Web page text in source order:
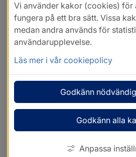
Vi använder kakor (cookies) för
fungera på ett bra sätt. Vissa
medan andra används för
användarupplevelse.
Läs mer i vår cookiepolicy
Godkänn
Godkänn alla
Anpassa